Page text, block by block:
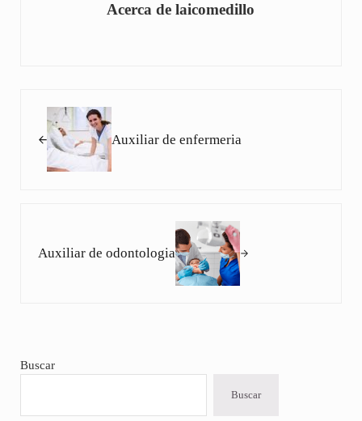
Acerca delaicomedillo
Auxiliar de enfermeria
Auxiliar de odontologia
Sidebar
Buscar
Buscar